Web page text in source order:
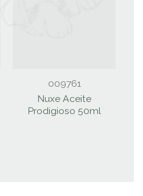
009761
Nuxe Aceite
Prodigioso 50ml